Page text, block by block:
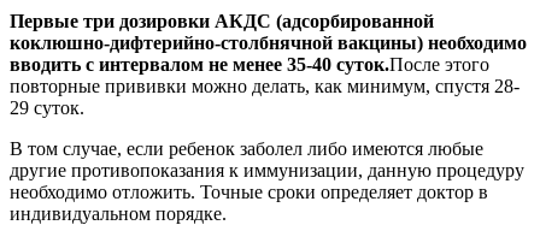
Первые три дозировки АКДС (адсорбированной
коклюшно-дифтерийно-столбнячной вакцины) необходимо
вводить с интервалом не менее 35-40 суток.После этого
повторные прививки можно делать, как минимум, спустя 28-
29 суток.
В том случае, если ребенок заболел либо имеются любые
другие противопоказания к иммунизации, данную процедуру
необходимо отложить. Точные сроки определяет доктор в
индивидуальном порядке.